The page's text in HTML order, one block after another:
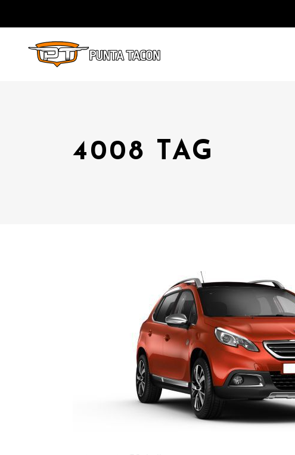
4008 TAG